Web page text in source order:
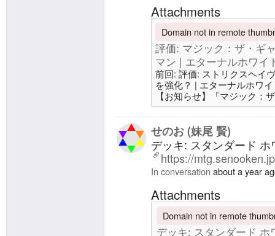
Attachments
Domain not in remote
評価: マジック：ザ・ギ
マン | エターナルホワ
前回: 評価: ストリクスヘイ
を強化？ | エターナルホワ
【お知らせ】『マジック：
ーマン』カードイメージギ
より収録範囲をお切り替え
#MTGxMarvel— マジック：
せのお (妹尾 賢)
デッキ: スタンダード
https://
In conversation about a year
Attachments
Domain not in remote
デッキ: スタンダード